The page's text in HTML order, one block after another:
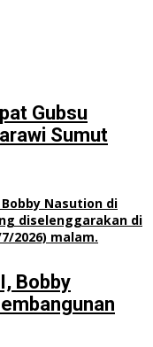
Gubsu
Sumut
Bobby